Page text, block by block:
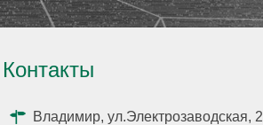
Контакты
Владимир, ул.Электрозаводская, 2